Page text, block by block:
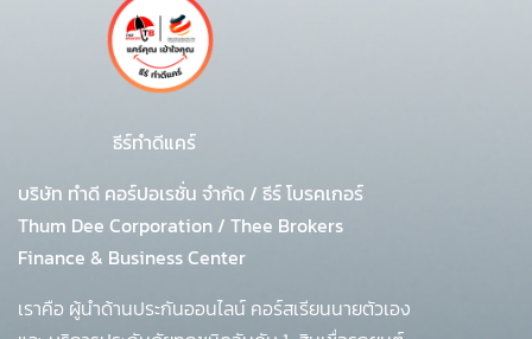
ธีร์ทำดีแคร์
บริษัท ทำดี คอร์ปอเรชั่น จำกัด / ธีร์ โบรคเกอร์
Thum Dee Corporation / Thee Brokers
Finance & Business Center
เราคือ ผู้นำด้านประกันออนไลน์ คอร์สเรียนนายตัวเอง